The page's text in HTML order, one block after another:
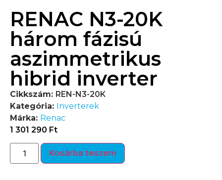
RENAC N3-20K
három fázisú
aszimmetrikus
hibrid inverter
Cikkszám: REN-N3-20K
Kategória: Inverterek
Márka: Renac
1 301 290 Ft
Kosárba teszem